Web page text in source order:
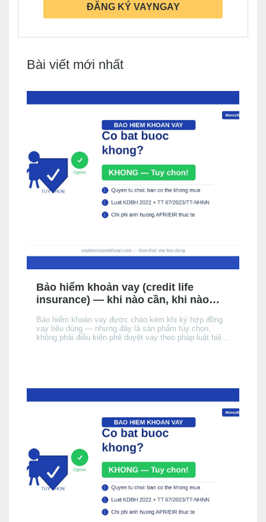
ĐĂNG KÝ VAYNGAY
Bài viết mới nhất
Bảo hiểm khoản vay (credit life
insurance) — khi nào cần, khi nào
Bảo hiểm khoản vay được chào kèm khi ký hợp đồng
vay tiêu dùng — nhưng đây là sản phẩm tùy chọn,
không phải điều kiện phê duyệt vay theo pháp luật hiện